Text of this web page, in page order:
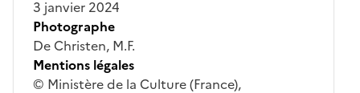
3 janvier 2024
Photographe
De Christen, M.F.
Mentions légales
© Ministère de la Culture (France),